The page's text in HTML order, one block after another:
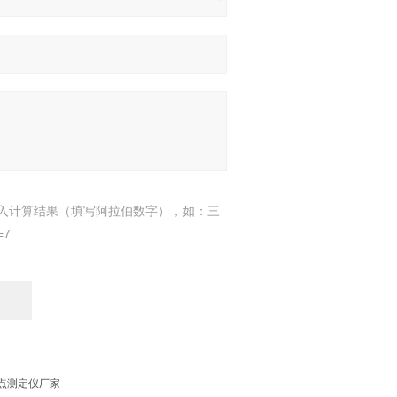
计算结果（填写阿拉伯数字），如：三
测定仪厂家